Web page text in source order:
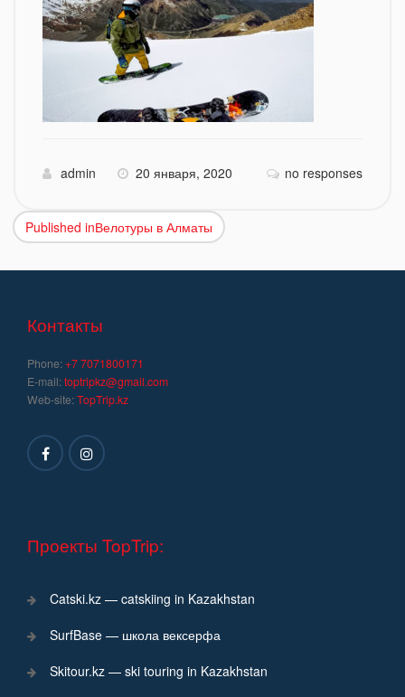
admin 20 января, 2020 no responses
Навигация
по
Published inВелотуры в Алматы
Контакты
Phone:+7 7071800171
E-mail:toptripkz@gmail.com
Web-site:TopTrip.kz
Проекты TopTrip:
Catski.kz — catskiing in Kazakhstan
SurfBase — школа вексерфа
Skitour.kz — ski touring in Kazakhstan